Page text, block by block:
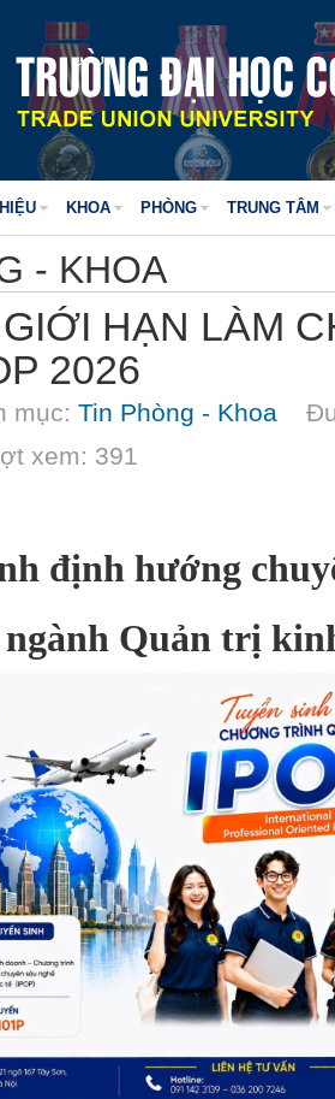
KHOA PHÒNG TRUNG TÂM
- KHOA
HẠN LÀM
2026
mục: Tin Phòng - Khoa
xem: 391
định hướng
ngành Quản trị